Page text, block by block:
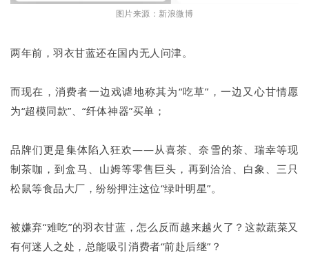
图片来源：新浪微博
两年前，羽衣甘蓝还在国内无人问津。
而现在，消费者一边戏谑地称其为“吃草”，一边又心甘情愿
为“超模同款”、“纤体神器”买单；
品牌们更是集体陷入狂欢——从喜茶、奈雪的茶、瑞幸等现
制茶咖，到盒马、山姆等零售巨头，再到洽洽、白象、三只
松鼠等食品大厂，纷纷押注这位“绿叶明星”。
被嫌弃“难吃”的羽衣甘蓝，怎么反而越来越火了？这款蔬菜又
有何迷人之处，总能吸引消费者“前赴后继”？